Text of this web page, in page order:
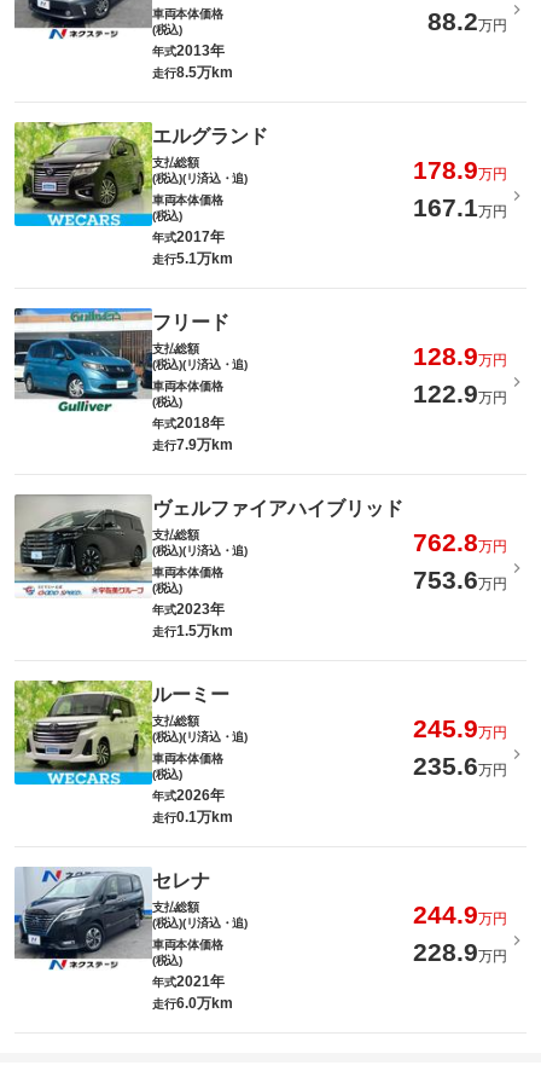
車両本体価格
(税込)
88.2万円
年式2013年
走行8.5万km
エルグランド
支払総額
(税込)(リ済込・追)
178.9万円
車両本体価格
(税込)
167.1万円
年式2017年
走行5.1万km
フリード
支払総額
(税込)(リ済込・追)
128.9万円
車両本体価格
(税込)
122.9万円
年式2018年
走行7.9万km
ヴェルファイアハイブリッド
支払総額
(税込)(リ済込・追)
762.8万円
車両本体価格
(税込)
753.6万円
年式2023年
走行1.5万km
ルーミー
支払総額
(税込)(リ済込・追)
245.9万円
車両本体価格
(税込)
235.6万円
年式2026年
走行0.1万km
セレナ
支払総額
(税込)(リ済込・追)
244.9万円
車両本体価格
(税込)
228.9万円
年式2021年
走行6.0万km